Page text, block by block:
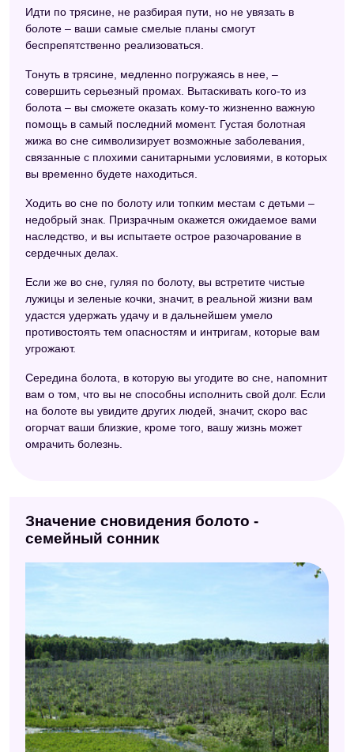
Астрологический сонник
Сонник толкование снов
Интимный сонник
Большой сонник (Наталья Степанова)
Детский сонник
Украинский сонник
Сонник Хассе
Французский сонник
Сонник Странника
Сонник Шереминской
Самоучитель по толкованию снов
Психоаналитический сонник
Сонник Цветкова
Сонник Азара
Сонник народных примет
Электронный сонник
Халдейский сонник
Идти по трясине, не разбирая пути, но не увязать в
болоте – ваши самые смелые планы смогут
беспрепятственно реализоваться.
Тонуть в трясине, медленно погружаясь в нее, –
совершить серьезный промах. Вытаскивать кого-то из
болота – вы сможете оказать кому-то жизненно важную
помощь в самый последний момент. Густая болотная
жижа во сне символизирует возможные заболевания,
связанные с плохими санитарными условиями, в которых
вы временно будете находиться.
Ходить во сне по болоту или топким местам с детьми –
недобрый знак. Призрачным окажется ожидаемое вами
наследство, и вы испытаете острое разочарование в
сердечных делах.
Если же во сне, гуляя по болоту, вы встретите чистые
лужицы и зеленые кочки, значит, в реальной жизни вам
удастся удержать удачу и в дальнейшем умело
противостоять тем опасностям и интригам, которые вам
угрожают.
Середина болота, в которую вы угодите во сне, напомнит
вам о том, что вы не способны исполнить свой долг. Если
на болоте вы увидите других людей, значит, скоро вас
огорчат ваши близкие, кроме того, вашу жизнь может
омрачить болезнь.
Значение сновидения болото -
семейный сонник